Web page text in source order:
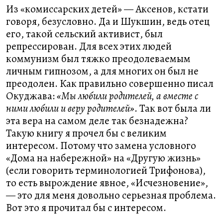
Из «комиссарских детей» — Аксенов, кстати
говоря, безусловно. Да и Шукшин, ведь отец
его, такой сельский активист, был
репрессирован. Для всех этих людей
коммунизм был тяжко преодолеваемым
личным гипнозом, а для многих он был не
преодолен. Как правильно совершенно писал
Окуджава:«Мы любили родителей, а вместе с
ними любили и веру родителей». Так вот была ли
эта вера на самом деле так безнадежна?
Такую книгу я прочел бы с великим
интересом. Потому что замена условного
«Дома на набережной» на «Другую жизнь»
(если говорить терминологией Трифонова),
то есть вырождение явное, «Исчезновение»,
— это для меня довольно серьезная проблема.
Вот это я прочитал бы с интересом.